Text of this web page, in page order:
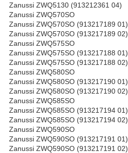
Zanussi ZWQ5130 (913212361 04)
Zanussi ZWQ570SO
Zanussi ZWQ570SO (913217189 01)
Zanussi ZWQ570SO (913217189 02)
Zanussi ZWQ575SO
Zanussi ZWQ575SO (913217188 01)
Zanussi ZWQ575SO (913217188 02)
Zanussi ZWQ580SO
Zanussi ZWQ580SO (913217190 01)
Zanussi ZWQ580SO (913217190 02)
Zanussi ZWQ585SO
Zanussi ZWQ585SO (913217194 01)
Zanussi ZWQ585SO (913217194 02)
Zanussi ZWQ590SO
Zanussi ZWQ590SO (913217191 01)
Zanussi ZWQ590SO (913217191 02)